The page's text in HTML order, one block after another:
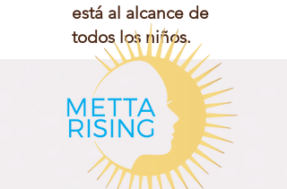
está al alcance de
todos los niños.​​